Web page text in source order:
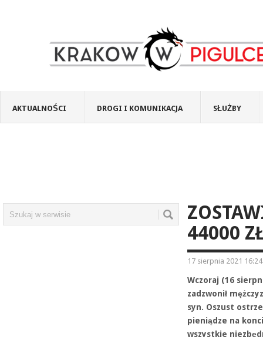
AKTUALNOŚCI DROGI I KOMUNIKACJA SŁUŻBY
44000
17 sierpnia 2021 16:24
Wczoraj (16
zadzwonił
syn. Oszust
pieniądze na
wszystkie